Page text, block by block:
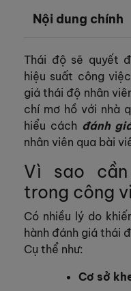
Nội dung chính
Thái độ sẽ quyết
hiệu suất công
giá thái độ nhân
chí mơ hồ với nhà
hiểu cách đánh
nhân viên qua bài
Vì sao
trong công
Có nhiều lý do
hành đánh giá thái
Cụ thể như:
Cơ sở